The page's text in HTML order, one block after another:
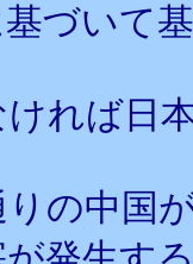
基づいて
ければ日
りの中国